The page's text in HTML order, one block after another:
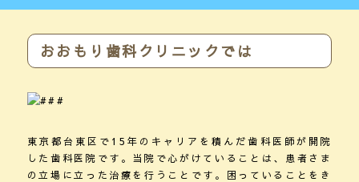
おおもり歯科クリニックでは
東京都台東区で15年のキャリアを積んだ歯科医師が開院
した歯科医院です。当院で心がけていることは、患者さま
の立場に立った治療を行うことです。困っていることをき